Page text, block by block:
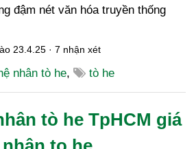
đậm nét văn hóa truyền thống
23.4.25 · 7 nhận xét
nhân tò he, tò he
tò he TpHCM giá